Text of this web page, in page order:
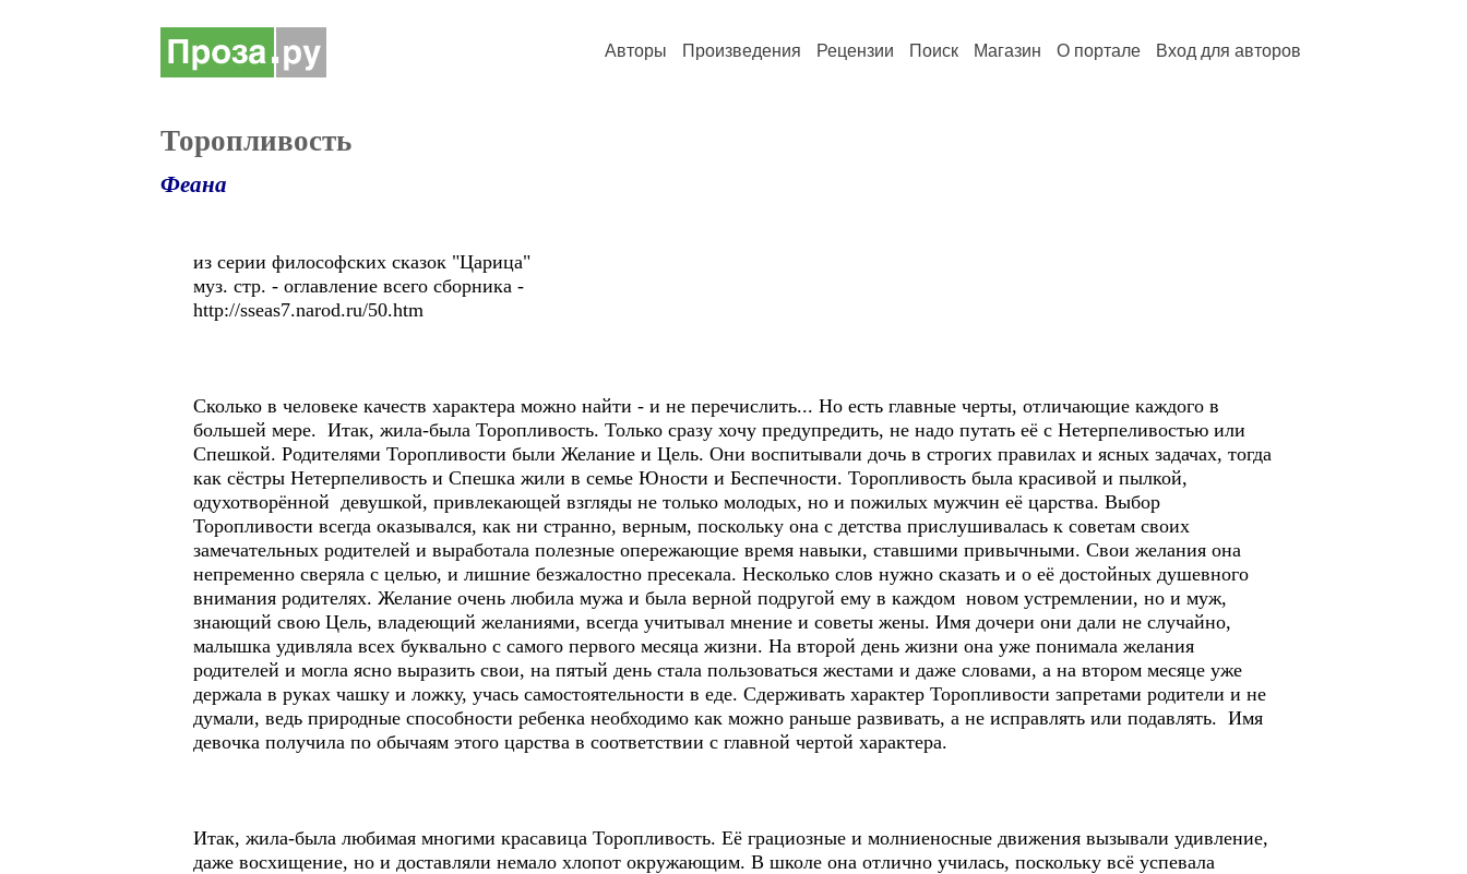
Авторы Произведения Рецензии Поиск Магазин О портале Вход для авторов
Торопливость
Феана
из серии философских сказок "Царица"
муз. стр. - оглавление всего сборника -
http://sseas7.narod.ru/50.htm
Сколько в человеке качеств характера можно найти - и не перечислить... Но есть главные черты, отличающие каждого в
большей мере. Итак, жила-была Торопливость. Только сразу хочу предупредить, не надо путать её с Нетерпеливостью или
Спешкой. Родителями Торопливости были Желание и Цель. Они воспитывали дочь в строгих правилах и ясных задачах, тогда
как сёстры Нетерпеливость и Спешка жили в семье Юности и Беспечности. Торопливость была красивой и пылкой,
одухотворённой девушкой, привлекающей взгляды не только молодых, но и пожилых мужчин её царства. Выбор
Торопливости всегда оказывался, как ни странно, верным, поскольку она с детства прислушивалась к советам своих
замечательных родителей и выработала полезные опережающие время навыки, ставшими привычными. Свои желания она
непременно сверяла с целью, и лишние безжалостно пресекала. Несколько слов нужно сказать и о её достойных душевного
внимания родителях. Желание очень любила мужа и была верной подругой ему в каждом новом устремлении, но и муж,
знающий свою Цель, владеющий желаниями, всегда учитывал мнение и советы жены. Имя дочери они дали не случайно,
малышка удивляла всех буквально с самого первого месяца жизни. На второй день жизни она уже понимала желания
родителей и могла ясно выразить свои, на пятый день стала пользоваться жестами и даже словами, а на втором месяце уже
держала в руках чашку и ложку, учась самостоятельности в еде. Сдерживать характер Торопливости запретами родители и не
думали, ведь природные способности ребенка необходимо как можно раньше развивать, а не исправлять или подавлять. Имя
девочка получила по обычаям этого царства в соответствии с главной чертой характера.
Итак, жила-была любимая многими красавица Торопливость. Её грациозные и молниеносные движения вызывали удивление,
даже восхищение, но и доставляли немало хлопот окружающим. В школе она отлично училась, поскольку всё успевала